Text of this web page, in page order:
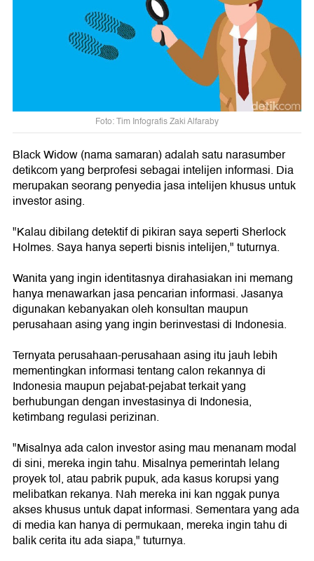
Foto: Tim Infografis Zaki Alfaraby
Black Widow (nama samaran) adalah satu narasumber
detikcom yang berprofesi sebagai intelijen informasi. Dia
merupakan seorang penyedia jasa intelijen khusus untuk
investor asing.
"Kalau dibilang detektif di pikiran saya seperti Sherlock
Holmes. Saya hanya seperti bisnis intelijen," tuturnya.
Wanita yang ingin identitasnya dirahasiakan ini memang
hanya menawarkan jasa pencarian informasi. Jasanya
digunakan kebanyakan oleh konsultan maupun
perusahaan asing yang ingin berinvestasi di Indonesia.
Ternyata perusahaan-perusahaan asing itu jauh lebih
mementingkan informasi tentang calon rekannya di
Indonesia maupun pejabat-pejabat terkait yang
berhubungan dengan investasinya di Indonesia,
ketimbang regulasi perizinan.
"Misalnya ada calon investor asing mau menanam modal
di sini, mereka ingin tahu. Misalnya pemerintah lelang
proyek tol, atau pabrik pupuk, ada kasus korupsi yang
melibatkan rekanya. Nah mereka ini kan nggak punya
akses khusus untuk dapat informasi. Sementara yang ada
di media kan hanya di permukaan, mereka ingin tahu di
balik cerita itu ada siapa," tuturnya.